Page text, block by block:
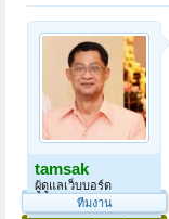
tamsak
ผู้ดูแลเว็บบอร์ด
ทีมงาน